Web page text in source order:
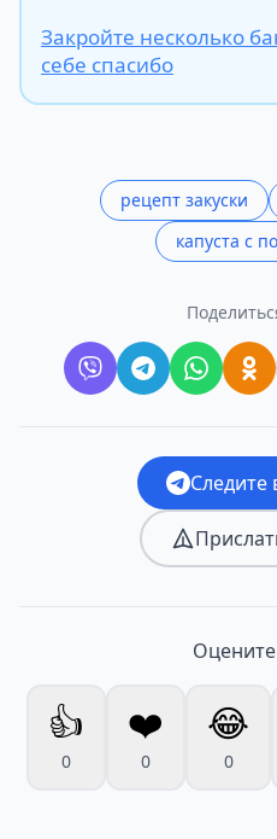
Закройте несколько
себе спасибо
рецепт закуски
капуста с
Следите
👍
0
❤️
0
😂
0